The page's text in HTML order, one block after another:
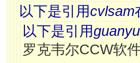
以下是引用cvlsam
以下是引用
罗克韦尔CCW软